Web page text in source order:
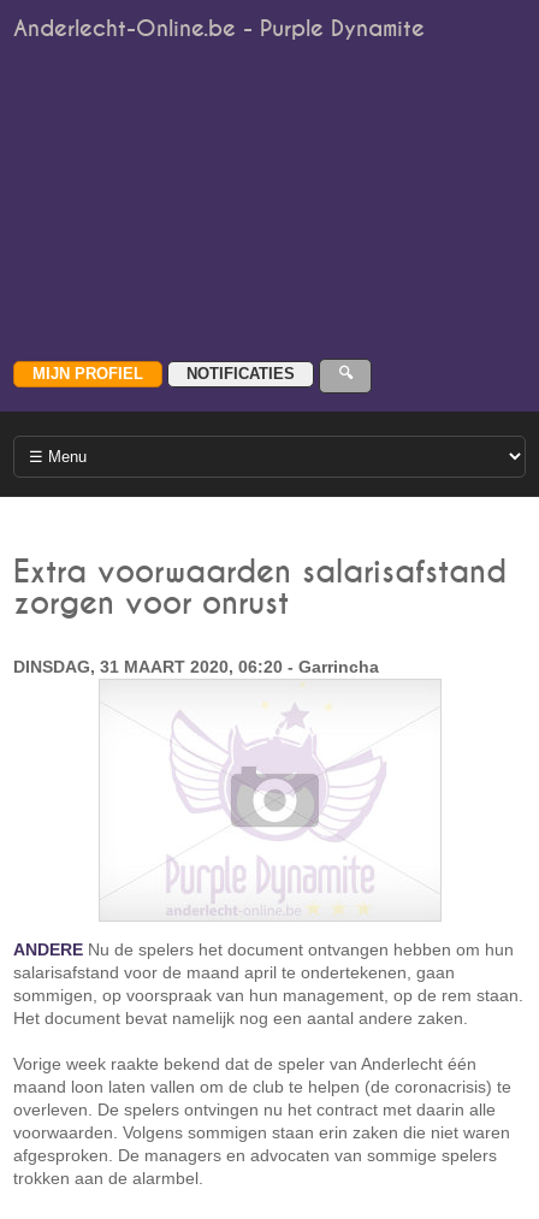
Anderlecht-Online.be - Purple Dynamite
Extra voorwaarden salarisafstand
zorgen voor onrust
DINSDAG, 31 MAART 2020, 06:20 - Garrincha
ANDERE Nu de spelers het document ontvangen hebben om hun
salarisafstand voor de maand april te ondertekenen, gaan
sommigen, op voorspraak van hun management, op de rem staan.
Het document bevat namelijk nog een aantal andere zaken.
Vorige week raakte bekend dat de speler van Anderlecht één
maand loon laten vallen om de club te helpen (de coronacrisis) te
overleven. De spelers ontvingen nu het contract met daarin alle
voorwaarden. Volgens sommigen staan erin zaken die niet waren
afgesproken. De managers en advocaten van sommige spelers
trokken aan de alarmbel.